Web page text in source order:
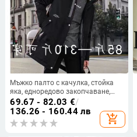
Мъжко палто с качулка, стойка
яка, едноредово закопчаване,
тънък модал плат с козина от
заек, къса дължина, пролет 2025
69.67 - 82.03 €/
136.26 - 160.44 лв
add_shopping_cart